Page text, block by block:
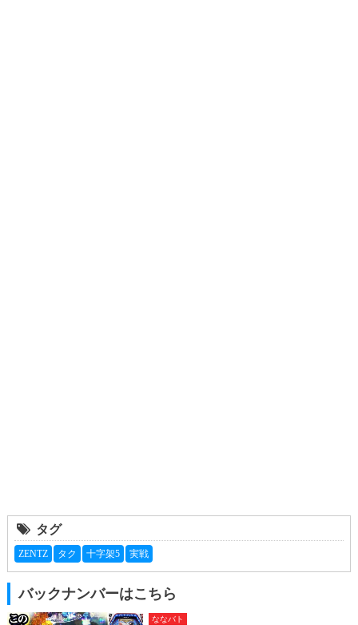
タグ
ZENTZ タク 十字架5 実戦
バックナンバーはこちら
ななバト